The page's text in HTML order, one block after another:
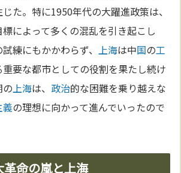
た。特に1950年代の大躍進政策は、
によって多くの混乱を引き起こし
練にもかかわらず、上海は中国の工
要な都市としての役割を果たし続け
の上海は、 政治的な困難を乗り越えな
義の理想に向かって進んでいったので
革命の嵐と上海